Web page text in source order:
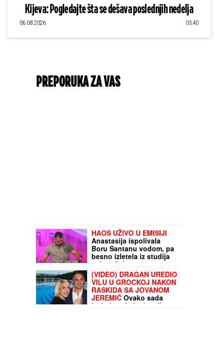
Kijeva: Pogledajte šta se dešava poslednjih nedelja
06.08.2026 05:40
PREPORUKA ZA VAS
HAOS UŽIVO U EMISIJI
Anastasija ispolivala
Boru Santanu vodom, pa
besno izletela iz studija
nakon šokantnog
saznanja - voditelj skočio
(VIDEO) DRAGAN UREDIO
VILU U GROCKOJ NAKON
RASKIDA SA JOVANOM
JEREMIĆ Ovako sada
izgleda, mlađa devojka se